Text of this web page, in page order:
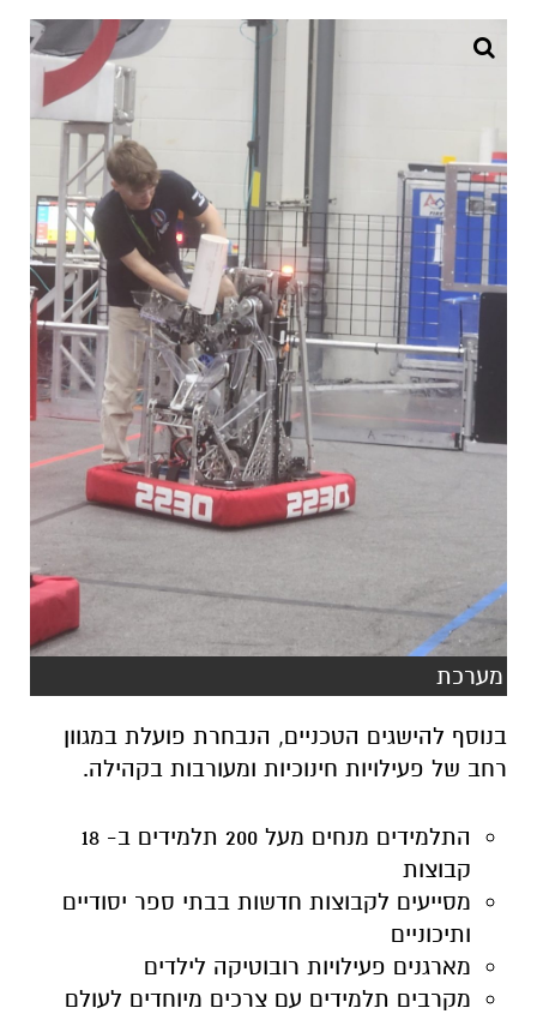
מערכת
בנוסף להישגים הטכניים, הנבחרת פועלת במגוון
רחב של פעילויות חינוכיות ומעורבות בקהילה.
התלמידים מנחים מעל 200 תלמידים ב- 18
קבוצות
מסייעים לקבוצות חדשות בבתי ספר יסודיים
ותיכוניים
מארגנים פעילויות רובוטיקה לילדים
מקרבים תלמידים עם צרכים מיוחדים לעולם